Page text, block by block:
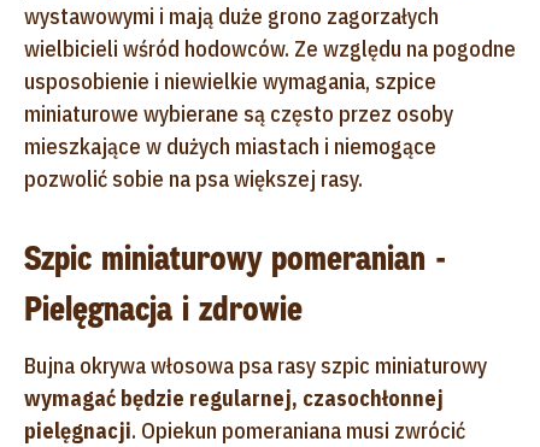
wystawowymi i mają duże grono zagorzałych
wielbicieli wśród hodowców. Ze względu na pogodne
usposobienie i niewielkie wymagania, szpice
miniaturowe wybierane są często przez osoby
mieszkające w dużych miastach i niemogące
pozwolić sobie na psa większej rasy.
Szpic miniaturowy pomeranian -
Pielęgnacja i zdrowie
Bujna okrywa włosowa psa rasy szpic miniaturowy
wymagać będzie regularnej, czasochłonnej
pielęgnacji. Opiekun pomeraniana musi zwrócić